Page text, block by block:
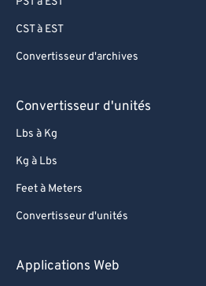
CST à EST
Convertisseur d'archives
Convertisseur d'unités
Lbs à Kg
Kg à Lbs
Feet à Meters
Convertisseur d'unités
Applications Web